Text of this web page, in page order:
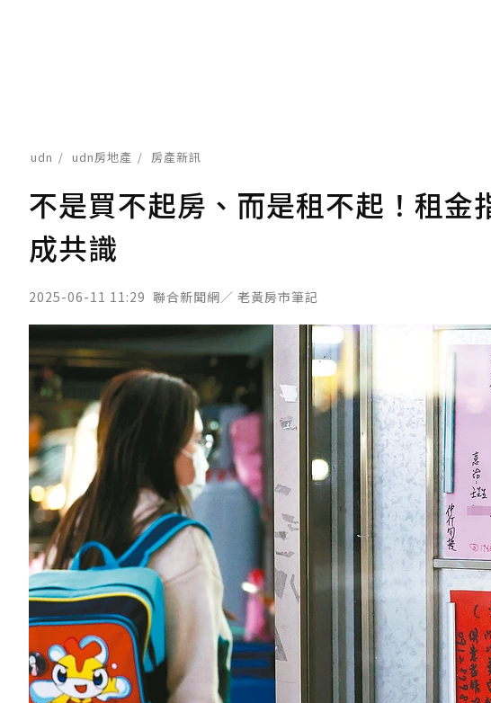
udn udn房地產 房產新訊
不是買不起房、而是租不起！租金
成共識
2025-06-11 11:29 聯合新聞網／ 老黃房市筆記